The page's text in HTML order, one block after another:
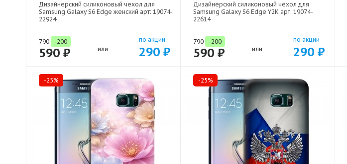
Дизайнерский силиконовый чехол для
Samsung Galaxy S6 Edge женский арт: 19074-
22924
790 -200
590 ₽ или
по акции
290 ₽
Дизайнерский силиконовый чехол для
Samsung Galaxy S6 Edge Y2K арт: 19074-
22614
790 -200
590 ₽ или
по акции
290 ₽
-25% -25%